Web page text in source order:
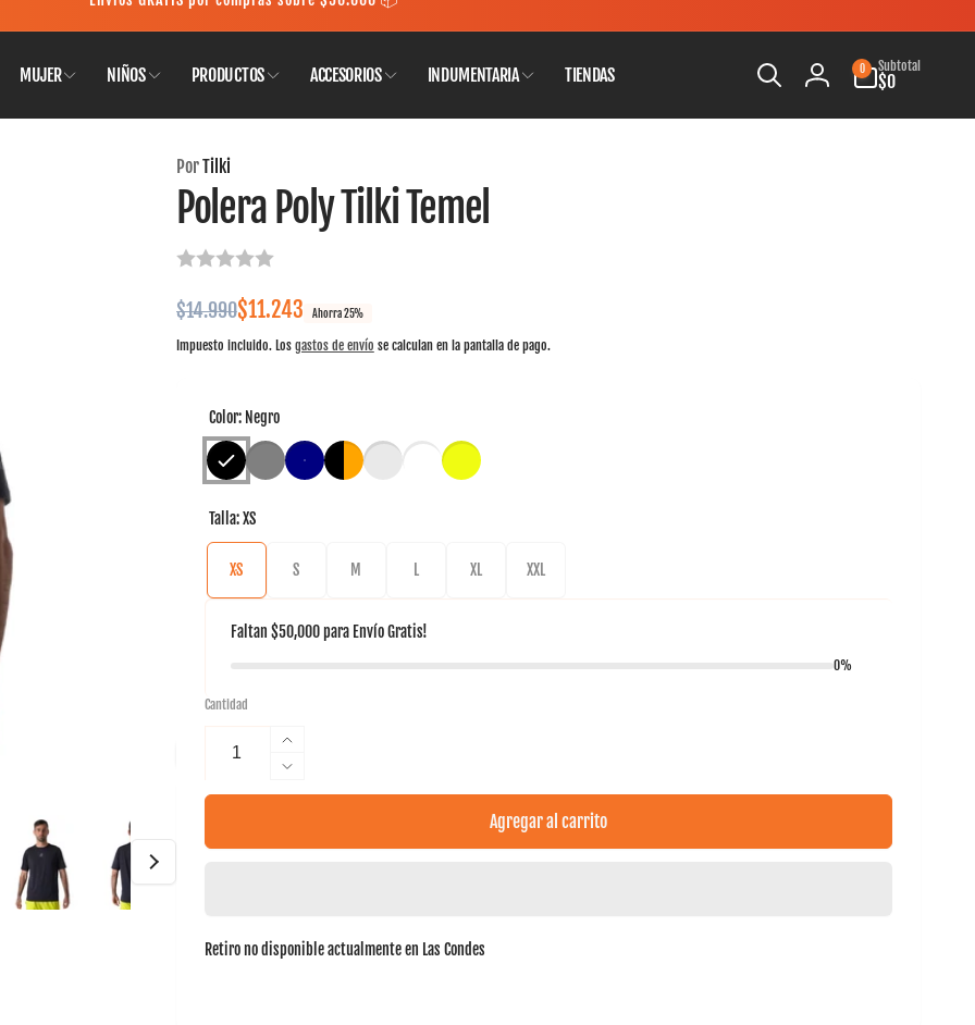
MUJER NIÑOS PRODUCTOS ACCESORIOS INDUMENTARIA TIENDAS
Iniciar
sesión
0
artículos
Subtotal
$0
PorTilki
Polera Poly Tilki Temel
Precio
habitual
$14.990
Precio
de
$11.243 Ahorra 25%
Impuesto incluido. Los gastos de envío se calculan en la pantalla de pago.
Color: Negro
Talla:XS
XS S M L XL XXL
Faltan $50,000para Envío Gratis!
0%
Cantidad
Aumentar
cantidad
para
Reducir
cantidad
Polera
Agregar al carrito
Retiro no disponible actualmente en Las Condes